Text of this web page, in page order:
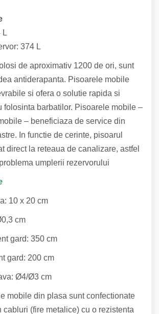
L
374 L
de aproximativ 1200 de ori, sunt
antiderapanta. Pisoarele mobile
si ofera o solutie rapida si
folosinta barbatilor. Pisoarele mobile –
– beneficiaza de service din
In functie de cerinte, pisoarul
direct la reteaua de canalizare, astfel
umplerii rezervorului
10 x 20 cm
cm
gard: 350 cm
gard: 200 cm
Ø4/Ø3 cm
mobile din plasa sunt confectionate
cabluri (fire metalice) cu o rezistenta